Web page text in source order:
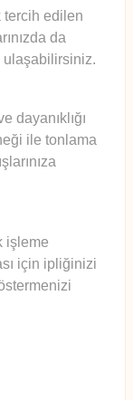
tercih edilen
da
ulaşabilirsiniz.
dayanıklığı
ile tonlama
işleme
için ipliğinizi